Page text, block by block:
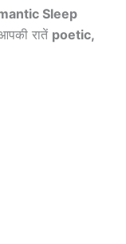
Sleep
रातें poetic,